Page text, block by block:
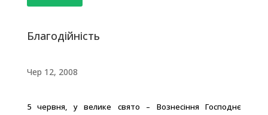
Благодійність
Чер 12, 2008
5 червня, у велике свято – Вознесіння Господнє